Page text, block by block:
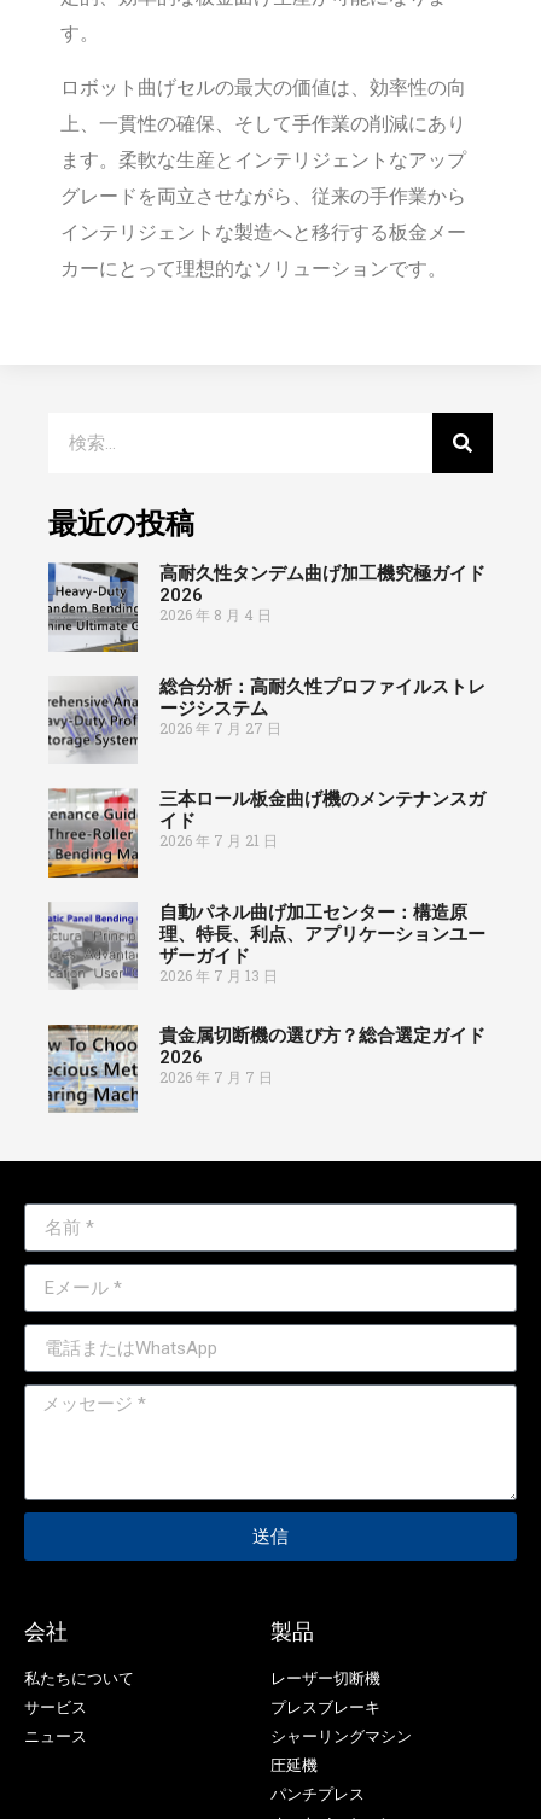
す。
ロボット曲げセルの最大の価値は、効率性の向
上、一貫性の確保、そして手作業の削減にあり
ます。柔軟な生産とインテリジェントなアップ
グレードを両立させながら、従来の手作業から
インテリジェントな製造へと移行する板金メー
カーにとって理想的なソリューションです。
最近の投稿
高耐久性タンデム曲げ加工機究極ガイド
2026
2026 年 8 月 4 日
総合分析：高耐久性プロファイルストレ
ージシステム
2026 年 7 月 27 日
三本ロール板金曲げ機のメンテナンスガ
イド
2026 年 7 月 21 日
自動パネル曲げ加工センター：構造原
理、特長、利点、アプリケーションユー
ザーガイド
2026 年 7 月 13 日
貴金属切断機の選び方？総合選定ガイド
2026
2026 年 7 月 7 日
送信
会社
私たちについて
サービス
ニュース
製品
レーザー切断機
プレスブレーキ
シャーリングマシン
圧延機
パンチプレス